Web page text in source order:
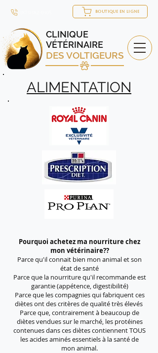
CLINIQUE
VÉTÉRINAIRE
BOUTIQUE EN LIGNE
DES VOLTIGEURS
ALIMENTATION
Pourquoi achetez ma nourriture chez
mon vétérinaire??
Parce qu'il connait bien mon animal et son
état de santé
Parce que la nourriture qu'il recommande est
garantie (appétence, digestibilité)
Parce que les compagnies qui fabriquent ces
diètes ont des critères de qualité très élevés
Parce que, contrairement à beaucoup de
diètes vendues sur le marché, les protéines
contenues dans ces diètes contiennent TOUS
les acides aminés essentiels à la santé de
mon animal.